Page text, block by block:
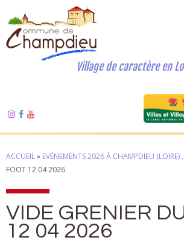
Village de caractère en
ACCUEIL» EVÈNEMENTS 2026 À CHAMPDIEU (LOIRE) ..
FOOT 12 04 2026
VIDE GRENIER
12 04 2026